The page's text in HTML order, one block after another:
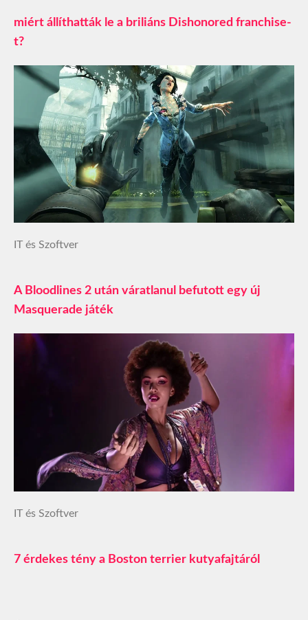
miért állíthatták le a briliáns Dishonored franchise-
t?
IT és Szoftver
A Bloodlines 2 után váratlanul befutott egy új
Masquerade játék
IT és Szoftver
7 érdekes tény a Boston terrier kutyafajtáról